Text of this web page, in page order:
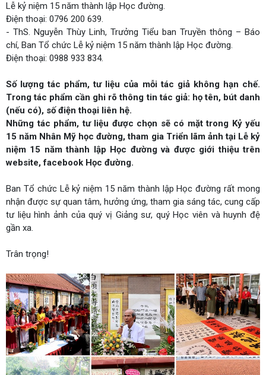
Lễ kỷ niệm 15 năm thành lập Học đường.
Điện thoại: 0796 200 639.
- ThS. Nguyễn Thùy Linh, Trưởng Tiểu ban Truyền thông – Báo
chí, Ban Tổ chức Lễ kỷ niệm 15 năm thành lập Học đường.
Điện thoại: 0988 933 834.
Số lượng tác phẩm, tư liệu của mỗi tác giả không hạn chế.
Trong tác phẩm cần ghi rõ thông tin tác giả: họ tên, bút danh
(nếu có), số điện thoại liên hệ.
Những tác phẩm, tư liệu được chọn sẽ có mặt trong Kỷ yếu
15 năm Nhân Mỹ học đường, tham gia Triển lãm ảnh tại Lễ kỷ
niệm 15 năm thành lập Học đường và được giới thiệu trên
website, facebook Học đường.
Ban Tổ chức Lễ kỷ niệm 15 năm thành lập Học đường rất mong
nhận được sự quan tâm, hưởng ứng, tham gia sáng tác, cung cấp
tư liệu hình ảnh của quý vị Giảng sư, quý Học viên và huynh đệ
gần xa.
Trân trọng!